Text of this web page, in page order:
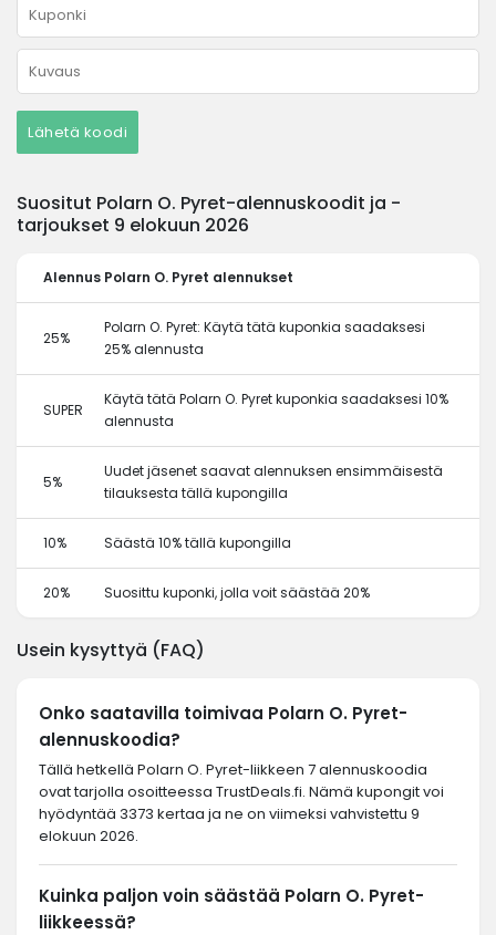
Lähetä koodi
Suositut Polarn O. Pyret-alennuskoodit ja -
tarjoukset 9 elokuun 2026
Alennus Polarn O. Pyret alennukset
25%
Polarn O. Pyret: Käytä tätä kuponkia saadaksesi
25% alennusta
SUPER
Käytä tätä Polarn O. Pyret kuponkia saadaksesi 10%
alennusta
5%
Uudet jäsenet saavat alennuksen ensimmäisestä
tilauksesta tällä kupongilla
10% Säästä 10% tällä kupongilla
20% Suosittu kuponki, jolla voit säästää 20%
Usein kysyttyä (FAQ)
Onko saatavilla toimivaa Polarn O. Pyret-
alennuskoodia?
Tällä hetkellä Polarn O. Pyret-liikkeen 7 alennuskoodia
ovat tarjolla osoitteessa TrustDeals.fi. Nämä kupongit voi
hyödyntää 3373 kertaa ja ne on viimeksi vahvistettu 9
elokuun 2026.
Kuinka paljon voin säästää Polarn O. Pyret-
liikkeessä?